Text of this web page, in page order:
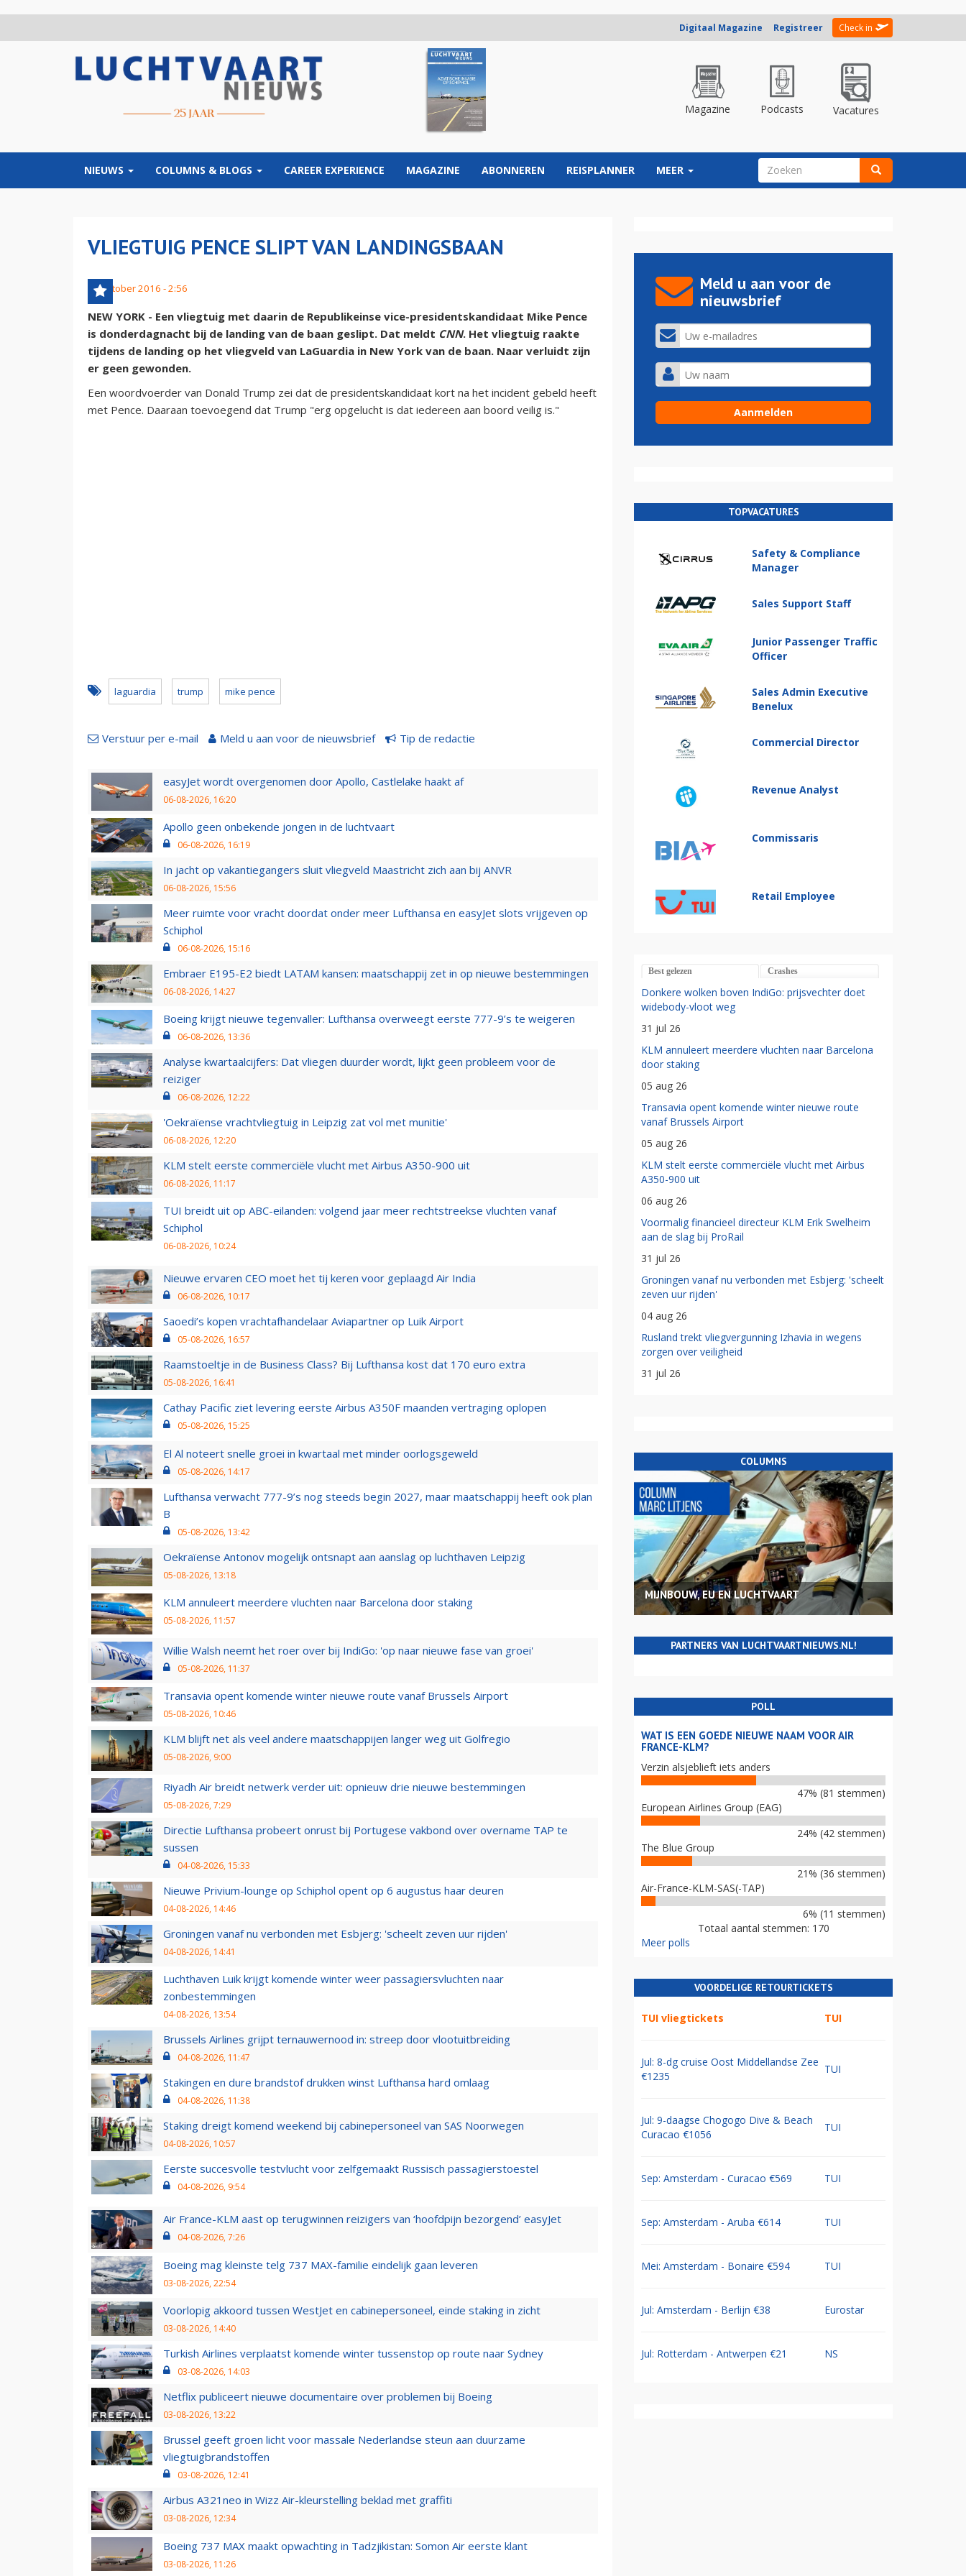
Digitaal Magazine Registreer Check in
Magazine Podcasts Vacatures
NIEUWS COLUMNS & BLOGS CAREER EXPERIENCE MAGAZINE ABONNEREN REISPLANNER MEER ZOEKVELD
VLIEGTUIG PENCE SLIPT VAN LANDINGSBAAN
28 oktober 2016 - 2:56
NEW YORK - Een vliegtuig met daarin de Republikeinse vice-presidentskandidaat Mike Pence
is donderdagnacht bij de landing van de baan geslipt. Dat meldt CNN. Het vliegtuig raakte
tijdens de landing op het vliegveld van LaGuardia in New York van de baan. Naar verluidt zijn
er geen gewonden.
Een woordvoerder van Donald Trump zei dat de presidentskandidaat kort na het incident gebeld heeft
met Pence. Daaraan toevoegend dat Trump "erg opgelucht is dat iedereen aan boord veilig is."
laguardia trump mike pence
Verstuur per e-mail Meld u aan voor de nieuwsbrief Tip de redactie
easyJet wordt overgenomen door Apollo, Castlelake haakt af
06-08-2026, 16:20
Apollo geen onbekende jongen in de luchtvaart
06-08-2026, 16:19
In jacht op vakantiegangers sluit vliegveld Maastricht zich aan bij ANVR
06-08-2026, 15:56
Meer ruimte voor vracht doordat onder meer Lufthansa en easyJet slots vrijgeven op
Schiphol
06-08-2026, 15:16
Embraer E195-E2 biedt LATAM kansen: maatschappij zet in op nieuwe bestemmingen
06-08-2026, 14:27
Boeing krijgt nieuwe tegenvaller: Lufthansa overweegt eerste 777-9’s te weigeren
06-08-2026, 13:36
Analyse kwartaalcijfers: Dat vliegen duurder wordt, lijkt geen probleem voor de
reiziger
06-08-2026, 12:22
'Oekraïense vrachtvliegtuig in Leipzig zat vol met munitie'
06-08-2026, 12:20
KLM stelt eerste commerciële vlucht met Airbus A350-900 uit
06-08-2026, 11:17
TUI breidt uit op ABC-eilanden: volgend jaar meer rechtstreekse vluchten vanaf
Schiphol
06-08-2026, 10:24
Nieuwe ervaren CEO moet het tij keren voor geplaagd Air India
06-08-2026, 10:17
Saoedi’s kopen vrachtafhandelaar Aviapartner op Luik Airport
05-08-2026, 16:57
Raamstoeltje in de Business Class? Bij Lufthansa kost dat 170 euro extra
05-08-2026, 16:41
Cathay Pacific ziet levering eerste Airbus A350F maanden vertraging oplopen
05-08-2026, 15:25
El Al noteert snelle groei in kwartaal met minder oorlogsgeweld
05-08-2026, 14:17
Lufthansa verwacht 777-9’s nog steeds begin 2027, maar maatschappij heeft ook plan
B
05-08-2026, 13:42
Oekraïense Antonov mogelijk ontsnapt aan aanslag op luchthaven Leipzig
05-08-2026, 13:18
KLM annuleert meerdere vluchten naar Barcelona door staking
05-08-2026, 11:57
Willie Walsh neemt het roer over bij IndiGo: 'op naar nieuwe fase van groei'
05-08-2026, 11:37
Transavia opent komende winter nieuwe route vanaf Brussels Airport
05-08-2026, 10:46
KLM blijft net als veel andere maatschappijen langer weg uit Golfregio
05-08-2026, 9:00
Riyadh Air breidt netwerk verder uit: opnieuw drie nieuwe bestemmingen
05-08-2026, 7:29
Directie Lufthansa probeert onrust bij Portugese vakbond over overname TAP te
sussen
04-08-2026, 15:33
Nieuwe Privium-lounge op Schiphol opent op 6 augustus haar deuren
04-08-2026, 14:46
Groningen vanaf nu verbonden met Esbjerg: 'scheelt zeven uur rijden'
04-08-2026, 14:41
Luchthaven Luik krijgt komende winter weer passagiersvluchten naar
zonbestemmingen
04-08-2026, 13:54
Brussels Airlines grijpt ternauwernood in: streep door vlootuitbreiding
04-08-2026, 11:47
Stakingen en dure brandstof drukken winst Lufthansa hard omlaag
04-08-2026, 11:38
Staking dreigt komend weekend bij cabinepersoneel van SAS Noorwegen
04-08-2026, 10:57
Eerste succesvolle testvlucht voor zelfgemaakt Russisch passagierstoestel
04-08-2026, 9:54
Air France-KLM aast op terugwinnen reizigers van ‘hoofdpijn bezorgend’ easyJet
04-08-2026, 7:26
Boeing mag kleinste telg 737 MAX-familie eindelijk gaan leveren
03-08-2026, 22:54
Voorlopig akkoord tussen WestJet en cabinepersoneel, einde staking in zicht
03-08-2026, 14:40
Turkish Airlines verplaatst komende winter tussenstop op route naar Sydney
03-08-2026, 14:03
Netflix publiceert nieuwe documentaire over problemen bij Boeing
03-08-2026, 13:22
Brussel geeft groen licht voor massale Nederlandse steun aan duurzame
vliegtuigbrandstoffen
03-08-2026, 12:41
Airbus A321neo in Wizz Air-kleurstelling beklad met graffiti
03-08-2026, 12:34
Boeing 737 MAX maakt opwachting in Tadzjikistan: Somon Air eerste klant
03-08-2026, 11:26
Meld u aan voor de
nieuwsbrief
TOPVACATURES
Safety & Compliance
Manager
Sales Support Staff
Junior Passenger Traffic
Officer
Sales Admin Executive
Benelux
Commercial Director
Revenue Analyst
Commissaris
Retail Employee
Best gelezen Crashes
Donkere wolken boven IndiGo: prijsvechter doet
widebody-vloot weg
31 jul 26
KLM annuleert meerdere vluchten naar Barcelona
door staking
05 aug 26
Transavia opent komende winter nieuwe route
vanaf Brussels Airport
05 aug 26
KLM stelt eerste commerciële vlucht met Airbus
A350-900 uit
06 aug 26
Voormalig financieel directeur KLM Erik Swelheim
aan de slag bij ProRail
31 jul 26
Groningen vanaf nu verbonden met Esbjerg: 'scheelt
zeven uur rijden'
04 aug 26
Rusland trekt vliegvergunning Izhavia in wegens
zorgen over veiligheid
31 jul 26
COLUMNS
MIJNBOUW, EU EN LUCHTVAART
PARTNERS VAN LUCHTVAARTNIEUWS.NL!
POLL
WAT IS EEN GOEDE NIEUWE NAAM VOOR AIR
FRANCE-KLM?
Verzin alsjeblieft iets anders
47% (81 stemmen)
European Airlines Group (EAG)
24% (42 stemmen)
The Blue Group
21% (36 stemmen)
Air-France-KLM-SAS(-TAP)
6% (11 stemmen)
Totaal aantal stemmen: 170
Meer polls
VOORDELIGE RETOURTICKETS
TUI vliegtickets TUI
Jul: 8-dg cruise Oost Middellandse Zee
€1235
TUI
Jul: 9-daagse Chogogo Dive & Beach
Curacao €1056
TUI
Sep: Amsterdam - Curacao €569 TUI
Sep: Amsterdam - Aruba €614 TUI
Mei: Amsterdam - Bonaire €594 TUI
Jul: Amsterdam - Berlijn €38 Eurostar
Jul: Rotterdam - Antwerpen €21 NS